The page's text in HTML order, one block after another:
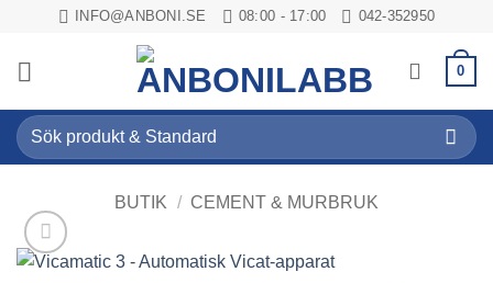
content
INFO@ANBONI.SE 08:00 - 17:00 042-352950
0
Sök
efter:
BUTIK / CEMENT & MURBRUK